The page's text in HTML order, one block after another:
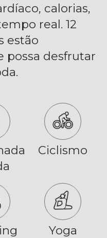
calorias,
real. 12
estão
possa desfrutar
Ciclismo
Yoga